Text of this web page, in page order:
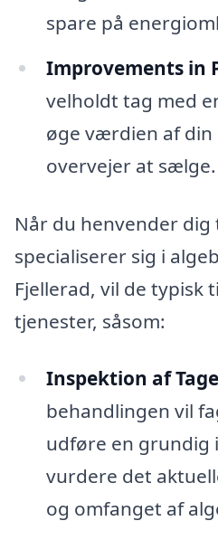
spare på
Improvements in
velholdt tag med
øge værdien af din
overvejer at sælge.
Når du henvender
specialiserer sig i
Fjellerad, vil de typisk
tjenester, såsom:
Inspektion af
behandlingen vil
udføre en grundig
vurdere det
og omfanget af